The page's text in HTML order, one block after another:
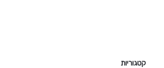
קטגוריות